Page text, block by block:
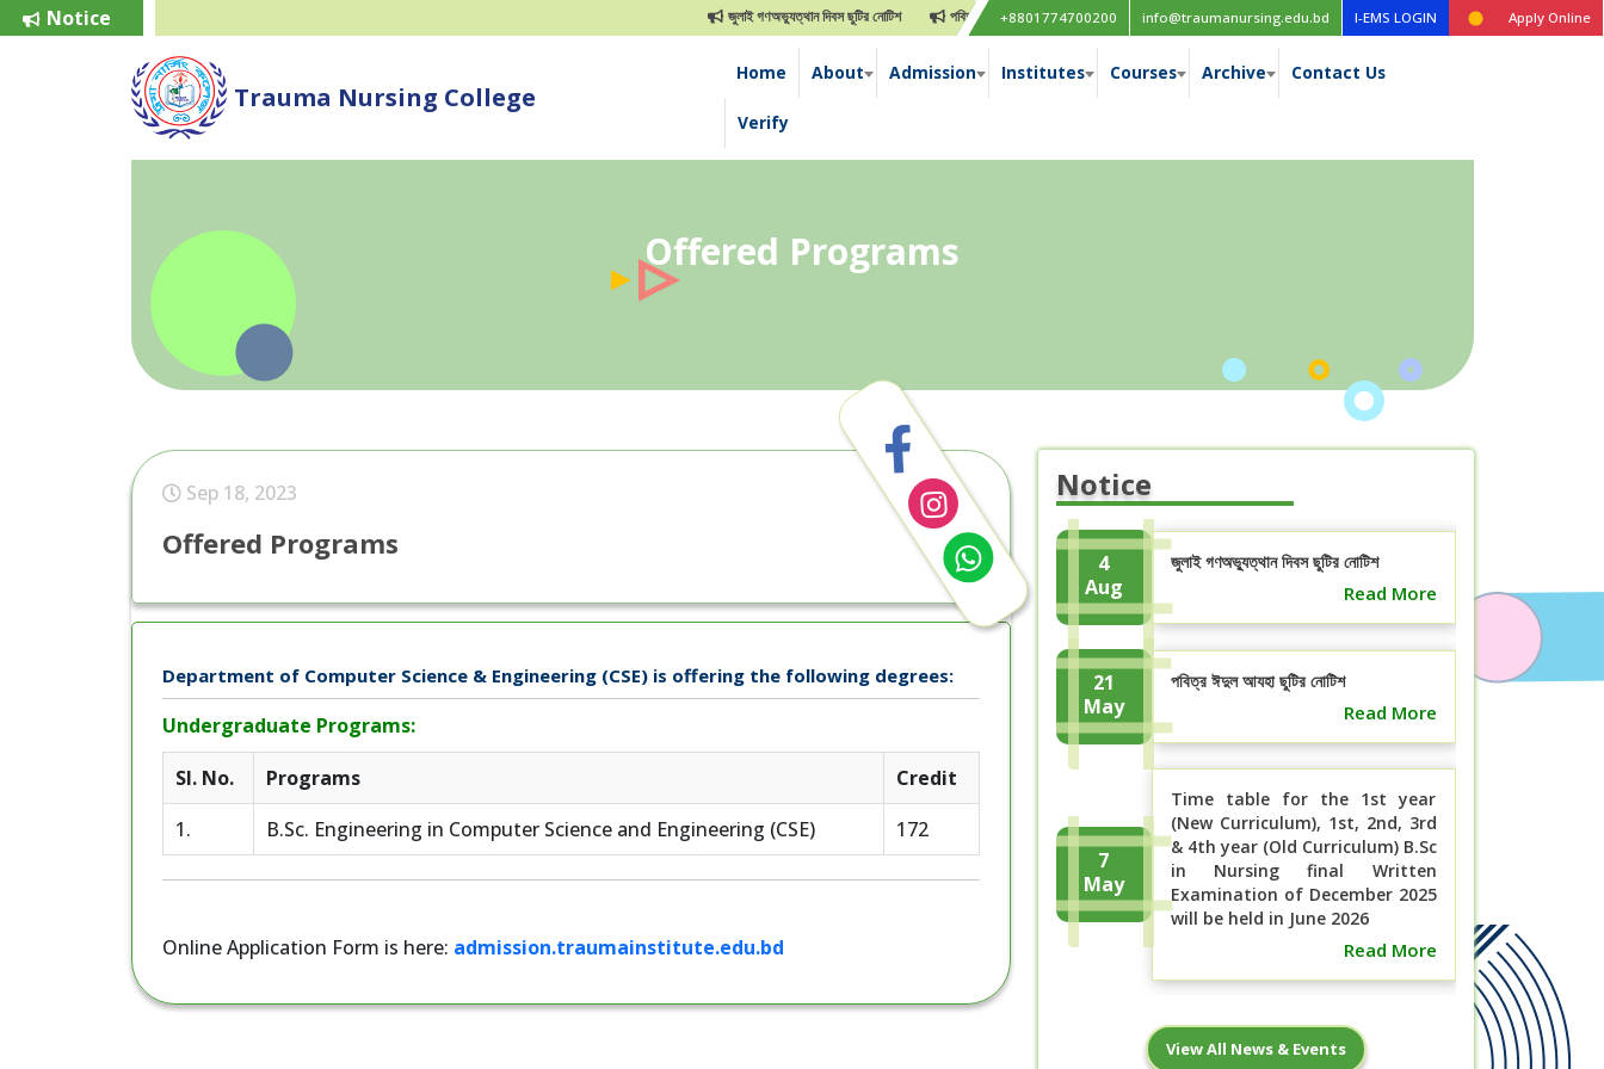
Notice জুলাই গণঅভ্যুত্থান দিবস ছুটির নোটিশ পবিত্র ঈদুল আযহা ছুটির নোটিশ Time table for the 1st year (New Curriculum), 1st, 2nd, 3rd &
+8801774700200 info@traumanursing.edu.bd I-EMS LOGIN Apply Online
Trauma Nursing College
Home About Admission Institutes Courses Archive Contact Us
Verify
Offered Programs
Sep 18, 2023
Offered Programs
Department of Computer Science & Engineering (CSE) is offering the following degrees:
Undergraduate Programs:
Sl. No.
Programs
Credit
1.
B.Sc. Engineering in Computer Science and Engineering (CSE) 172
Online Application Form is here: admission.traumainstitute.edu.bd
Notice
4
Aug
জুলাই গণঅভ্যুত্থান দিবস ছুটির নোটিশ
Read More
21
May
পবিত্র ঈদুল আযহা ছুটির নোটিশ
Read More
7
May
Time table for the 1st year
(New Curriculum), 1st, 2nd, 3rd
& 4th year (Old Curriculum) B.Sc
in Nursing final Written
Examination of December 2025
will be held in June 2026
Read More
বিএসসি ইন নার্সিং ১ম বর্ষ (নতুন কারিকুলাম), ১ম,
২য়, ৩য় ও ৪র্থ বর্ষ (পুরাতন ...
View All News & Events